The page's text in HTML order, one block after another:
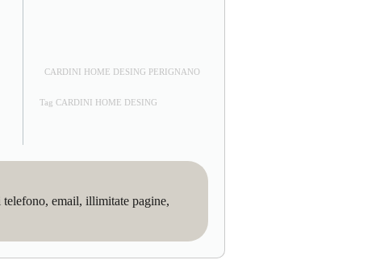
CARDINI HOME DESING PERIGNANO
Tag CARDINI HOME DESING
email, illimitate pagine,